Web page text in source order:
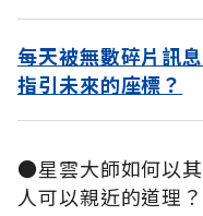
每天被無數碎片訊
指引未來的座標？
●星雲大師如何以
人可以親近的道理？